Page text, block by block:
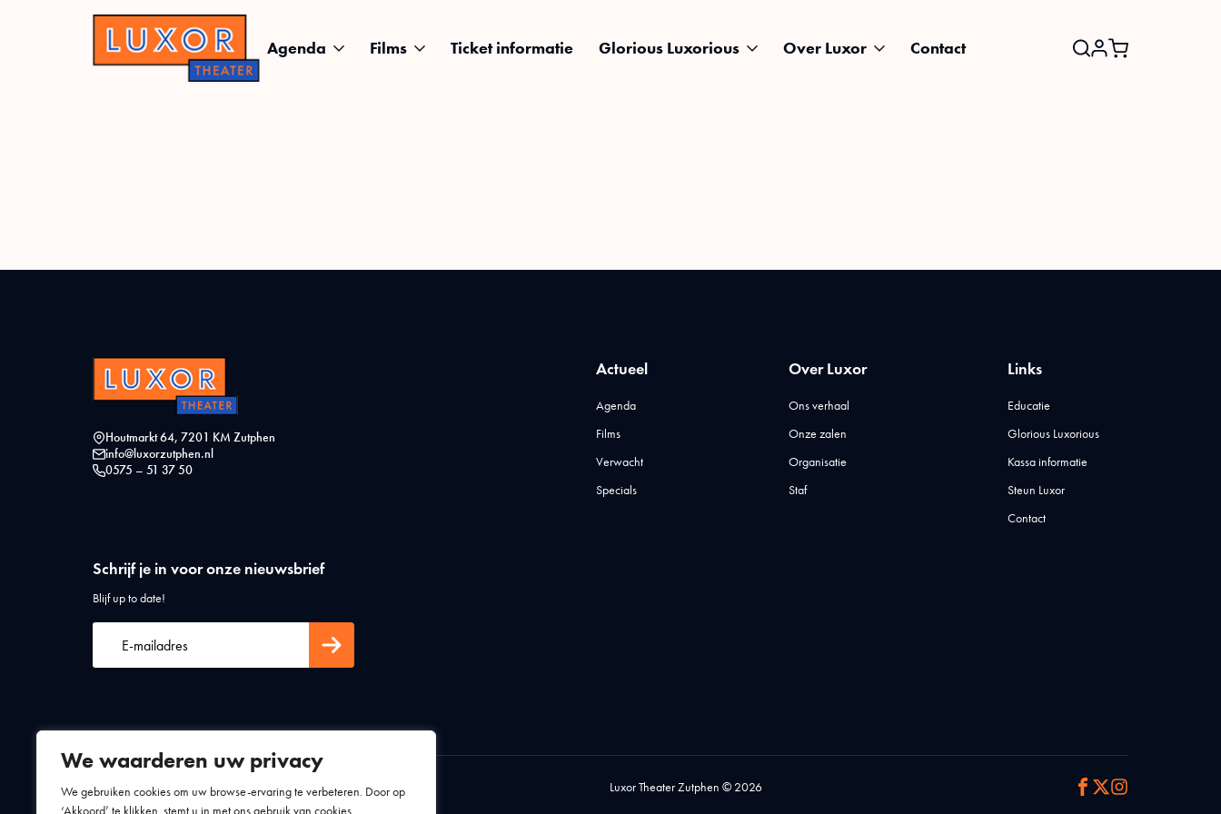
We waarderen uw privacy
We gebruiken cookies om uw browse-ervaring te verbeteren. Door op
‘Akkoord’ te klikken, stemt u in met ons gebruik van cookies.
Agenda Films Ticket informatie Glorious Luxorious Over Luxor
Contact
Houtmarkt 64, 7201 KM Zutphen
info@luxorzutphen.nl
0575 – 51 37 50
Actueel
Agenda
Films
Verwacht
Specials
Over Luxor
Ons verhaal
Onze zalen
Organisatie
Staf
Links
Educatie
Glorious Luxorious
Kassa informatie
Steun Luxor
Contact
Schrijf je in voor onze nieuwsbrief
Blijf up to date!
Algemene voorwaardenPrivacy statement Luxor Theater Zutphen © 2026